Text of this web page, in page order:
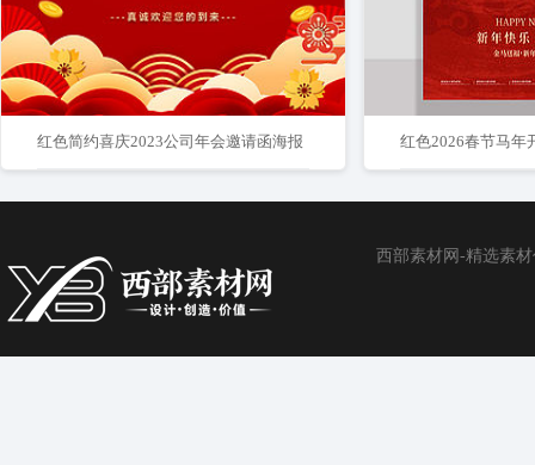
红色简约喜庆2023公司年会邀请函海报 红色2026春节马年
西部素材网-精选素